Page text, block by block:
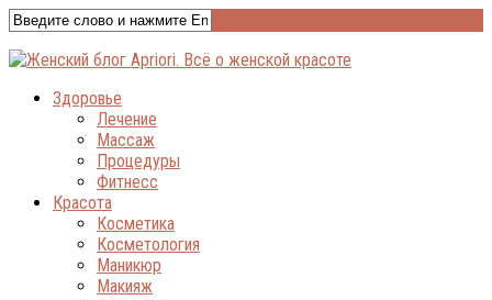
Здоровье
Лечение
Массаж
Процедуры
Фитнесс
Красота
Косметика
Косметология
Маникюр
Макияж